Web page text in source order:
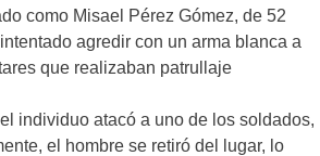
como Misael Pérez Gómez, de 52
agredir con un arma blanca a
que realizaban patrullaje
individuo atacó a uno de los soldados,
el hombre se retiró del lugar, lo